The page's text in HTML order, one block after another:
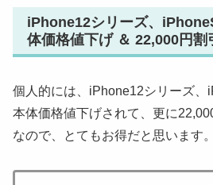
iPhone12シリーズ、
体価格値下げ ＆ 22,000円割
個人的には、iPhone12シリーズ、
本体価格値下げされて、更に
なので、とてもお得だと思います。